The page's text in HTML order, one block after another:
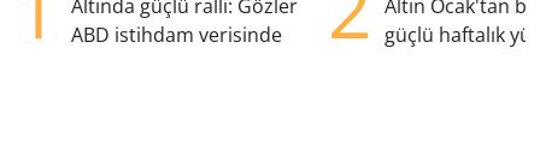
Altında güçlü ralli: Gözler
ABD istihdam verisinde
Altın Ocak'tan
güçlü haftalık